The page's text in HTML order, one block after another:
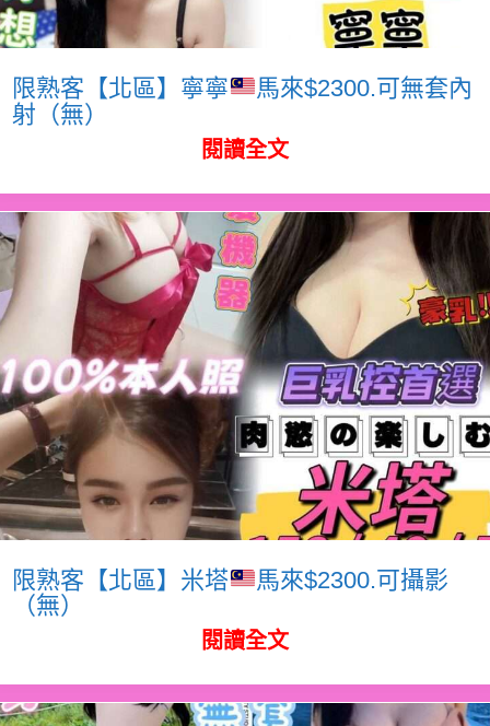
限熟客【北區】寧寧
馬來$2300.可無套內
射（無）
閱讀全文
限熟客【北區】米塔
馬來$2300.可攝影
（無）
閱讀全文